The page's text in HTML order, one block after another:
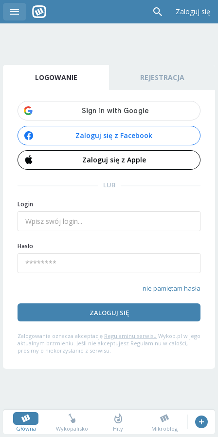
Zaloguj się
LOGOWANIE REJESTRACJA
Zaloguj się z Facebook
Zaloguj się z Apple
LUB
Login
Hasło
nie pamiętam hasła
ZALOGUJ SIĘ
Zalogowanie oznacza akceptację Regulaminu serwisu Wykop.pl w jego
aktualnym brzmieniu. Jeśli nie akceptujesz Regulaminu w całości,
prosimy o niekorzystanie z serwisu.
Główna Wykopalisko Hity Mikroblog